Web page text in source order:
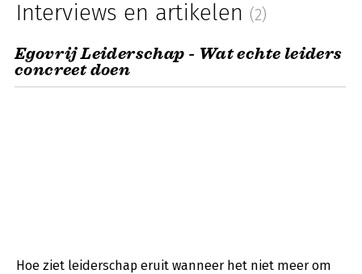
Interviews en artikelen (2)
Egovrij Leiderschap - Wat echte leiders
concreet doen
Hoe ziet leiderschap eruit wanneer het niet meer om